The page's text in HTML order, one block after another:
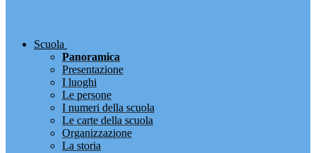
Scuola
Panoramica
Presentazione
I luoghi
Le persone
I numeri della scuola
Le carte della scuola
Organizzazione
La storia